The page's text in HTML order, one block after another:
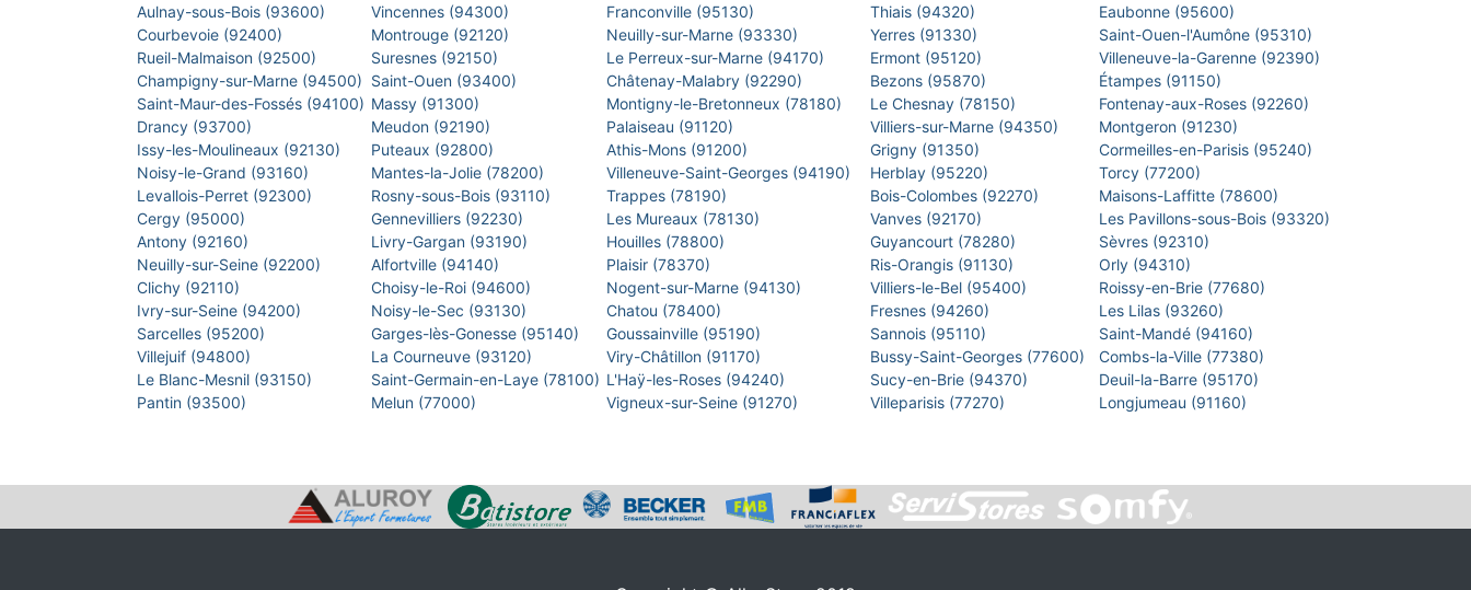
Aulnay-sous-Bois (93600)
Courbevoie (92400)
Rueil-Malmaison (92500)
Champigny-sur-Marne (94500)
Saint-Maur-des-Fossés (94100)
Drancy (93700)
Issy-les-Moulineaux (92130)
Noisy-le-Grand (93160)
Levallois-Perret (92300)
Cergy (95000)
Antony (92160)
Neuilly-sur-Seine (92200)
Clichy (92110)
Ivry-sur-Seine (94200)
Sarcelles (95200)
Villejuif (94800)
Le Blanc-Mesnil (93150)
Pantin (93500)
Vincennes (94300)
Montrouge (92120)
Suresnes (92150)
Saint-Ouen (93400)
Massy (91300)
Meudon (92190)
Puteaux (92800)
Mantes-la-Jolie (78200)
Rosny-sous-Bois (93110)
Gennevilliers (92230)
Livry-Gargan (93190)
Alfortville (94140)
Choisy-le-Roi (94600)
Noisy-le-Sec (93130)
Garges-lès-Gonesse (95140)
La Courneuve (93120)
Saint-Germain-en-Laye (78100)
Melun (77000)
Franconville (95130)
Neuilly-sur-Marne (93330)
Le Perreux-sur-Marne (94170)
Châtenay-Malabry (92290)
Montigny-le-Bretonneux (78180)
Palaiseau (91120)
Athis-Mons (91200)
Villeneuve-Saint-Georges (94190)
Trappes (78190)
Les Mureaux (78130)
Houilles (78800)
Plaisir (78370)
Nogent-sur-Marne (94130)
Chatou (78400)
Goussainville (95190)
Viry-Châtillon (91170)
L'Haÿ-les-Roses (94240)
Vigneux-sur-Seine (91270)
Thiais (94320)
Yerres (91330)
Ermont (95120)
Bezons (95870)
Le Chesnay (78150)
Villiers-sur-Marne (94350)
Grigny (91350)
Herblay (95220)
Bois-Colombes (92270)
Vanves (92170)
Guyancourt (78280)
Ris-Orangis (91130)
Villiers-le-Bel (95400)
Fresnes (94260)
Sannois (95110)
Bussy-Saint-Georges (77600)
Sucy-en-Brie (94370)
Villeparisis (77270)
Eaubonne (95600)
Saint-Ouen-l'Aumône (95310)
Villeneuve-la-Garenne (92390)
Étampes (91150)
Fontenay-aux-Roses (92260)
Montgeron (91230)
Cormeilles-en-Parisis (95240)
Torcy (77200)
Maisons-Laffitte (78600)
Les Pavillons-sous-Bois (93320)
Sèvres (92310)
Orly (94310)
Roissy-en-Brie (77680)
Les Lilas (93260)
Saint-Mandé (94160)
Combs-la-Ville (77380)
Deuil-la-Barre (95170)
Longjumeau (91160)